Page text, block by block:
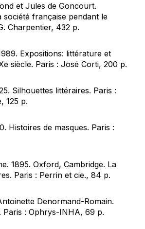
et Jules de Goncourt.
société française pendant le
Charpentier, 432 p.
Expositions: littérature et
siècle. Paris : José Corti, 200 p.
Silhouettes littéraires. Paris :
125 p.
Histoires de masques. Paris :
1895. Oxford, Cambridge. La
. Paris : Perrin et cie., 84 p.
Denormand-Romain.
. Paris : Ophrys-INHA, 69 p.